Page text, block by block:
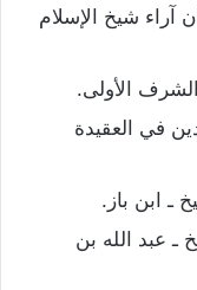
آراء شيخ الإسلام
الأولى.
في العقيدة
ـ ابن باز.
ـ عبد الله بن